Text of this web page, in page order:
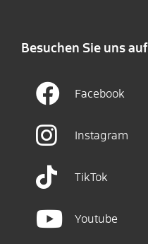
Besuchen Sie uns auf
Facebook
Instagram
TikTok
Youtube